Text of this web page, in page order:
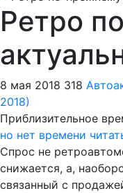
Ретро
8 мая 2018 318
2018)
Приблизительное
но нет времени
Спрос не
снижается, а,
связанный с